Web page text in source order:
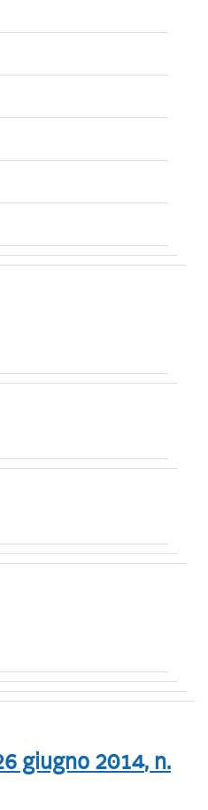
giugno 2014, n.